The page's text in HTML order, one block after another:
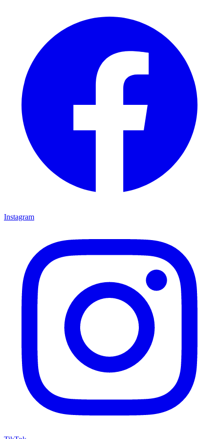
Instagram